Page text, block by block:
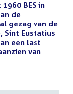
BES in
de
gezag van de
Sint Eustatius
een last
van